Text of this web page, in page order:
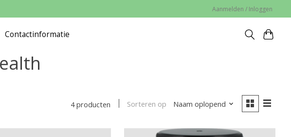
Aanmelden / Inloggen
Contactinformatie
4 producten Sorteren op Naam oplopend